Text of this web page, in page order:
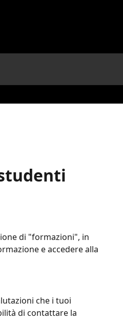
di "formazioni", in
e accedere alla
che i tuoi
di contattare la